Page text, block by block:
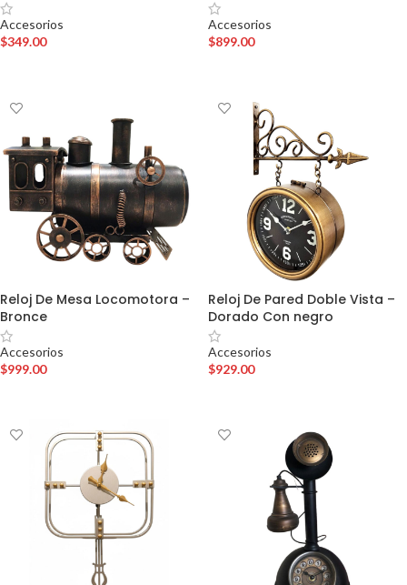
Accesorios
$349.00
Accesorios
$899.00
Reloj De Mesa Locomotora –
Bronce
Accesorios
$999.00
Reloj De Pared Doble Vista –
Dorado Con negro
Accesorios
$929.00